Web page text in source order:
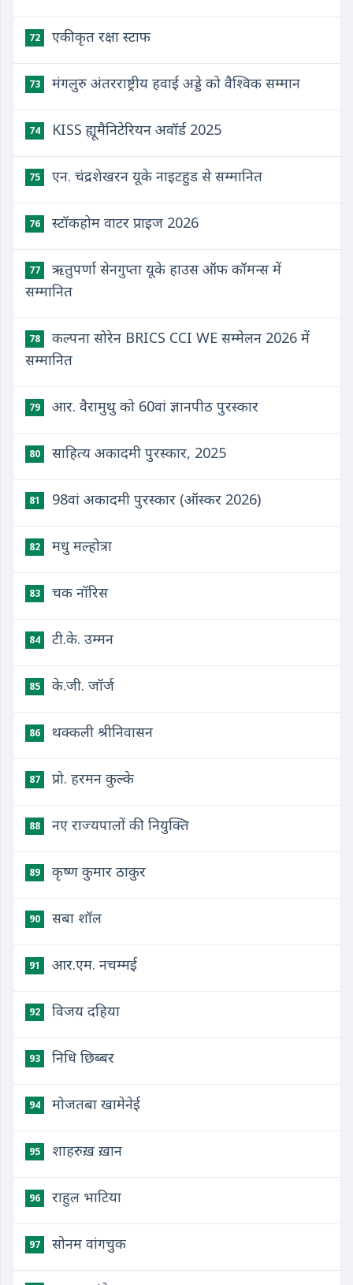
72 एकीकृत रक्षा स्टाफ
73 मंगलुरु अंतरराष्ट्रीय हवाई अड्डे को वैश्विक सम्मान
74 KISS ह्यूमैनिटेरियन अवॉर्ड 2025
75 एन. चंद्रशेखरन यूके नाइटहुड से सम्मानित
76 स्टॉकहोम वाटर प्राइज 2026
77
ऋतुपर्णा सेनगुप्ता यूके हाउस ऑफ कॉमन्स में
सम्मानित
78
कल्पना सोरेन BRICS CCI WE सम्मेलन 2026 में
सम्मानित
79 आर. वैरामुथु को 60वां ज्ञानपीठ पुरस्कार
80 साहित्य अकादमी पुरस्कार, 2025
81 98वां अकादमी पुरस्कार (ऑस्कर 2026)
82 मधु मल्होत्रा
83 चक नॉरिस
84 टी.के. उम्मन
85 के.जी. जॉर्ज
86 थक्कली श्रीनिवासन
87 प्रो. हरमन कुल्के
88 नए राज्यपालों की नियुक्ति
89 कृष्ण कुमार ठाकुर
90 सबा शॉल
91 आर.एम. नचम्मई
92 विजय दहिया
93 निधि छिब्बर
94 मोजतबा खामेनेई
95 शाहरुख़ ख़ान
96 राहुल भाटिया
97 सोनम वांगचुक